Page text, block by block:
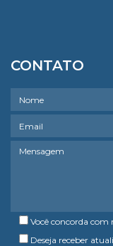
CONTATO
Você concorda com
Deseja receber